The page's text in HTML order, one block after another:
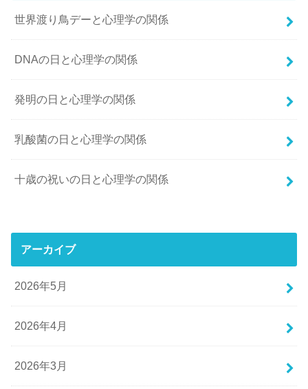
世界渡り鳥デーと心理学の関係
DNAの日と心理学の関係
発明の日と心理学の関係
乳酸菌の日と心理学の関係
十歳の祝いの日と心理学の関係
アーカイブ
2026年5月
2026年4月
2026年3月